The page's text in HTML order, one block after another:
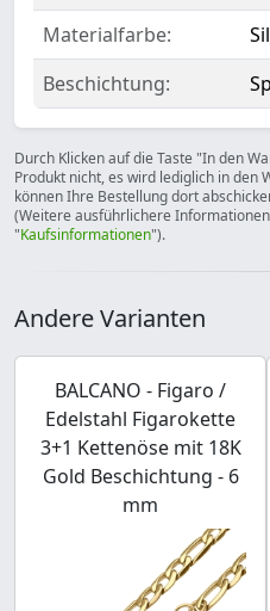
Materialfarbe:
Beschichtung:
Durch Klicken auf die Taste "In den
Produkt nicht, es wird lediglich in den
können Ihre Bestellung dort
(Weitere ausführlichere
"Kaufsinformationen").
Andere Varianten
BALCANO - Figaro /
Edelstahl Figarokette
3+1 Kettenöse mit 18K
Gold Beschichtung - 6
mm